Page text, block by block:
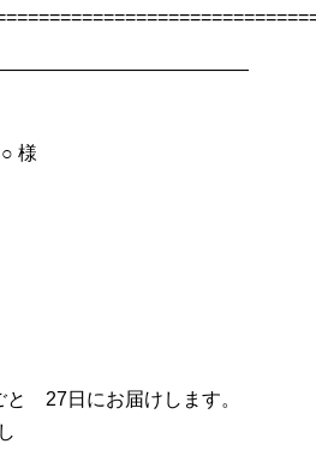
様
と 27日にお届けします。